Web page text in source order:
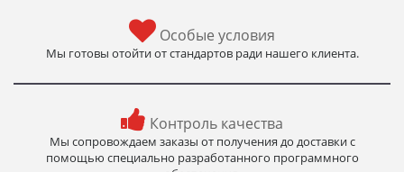
Особые условия
Мы готовы отойти от стандартов ради нашего клиента.
Контроль качества
Мы сопровождаем заказы от получения до доставки с
помощью специально разработанного программного